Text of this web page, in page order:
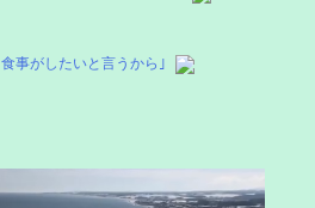
事がしたいと言うから｣